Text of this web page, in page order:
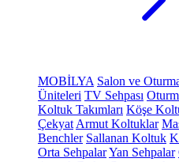
MOBİLYA Salon ve
Üniteleri TV Sehpası
Koltuk Takımları Köşe
Çekyat Armut Koltuklar
Benchler Sallanan Koltuk
Orta SehpalarYan Sehpalar